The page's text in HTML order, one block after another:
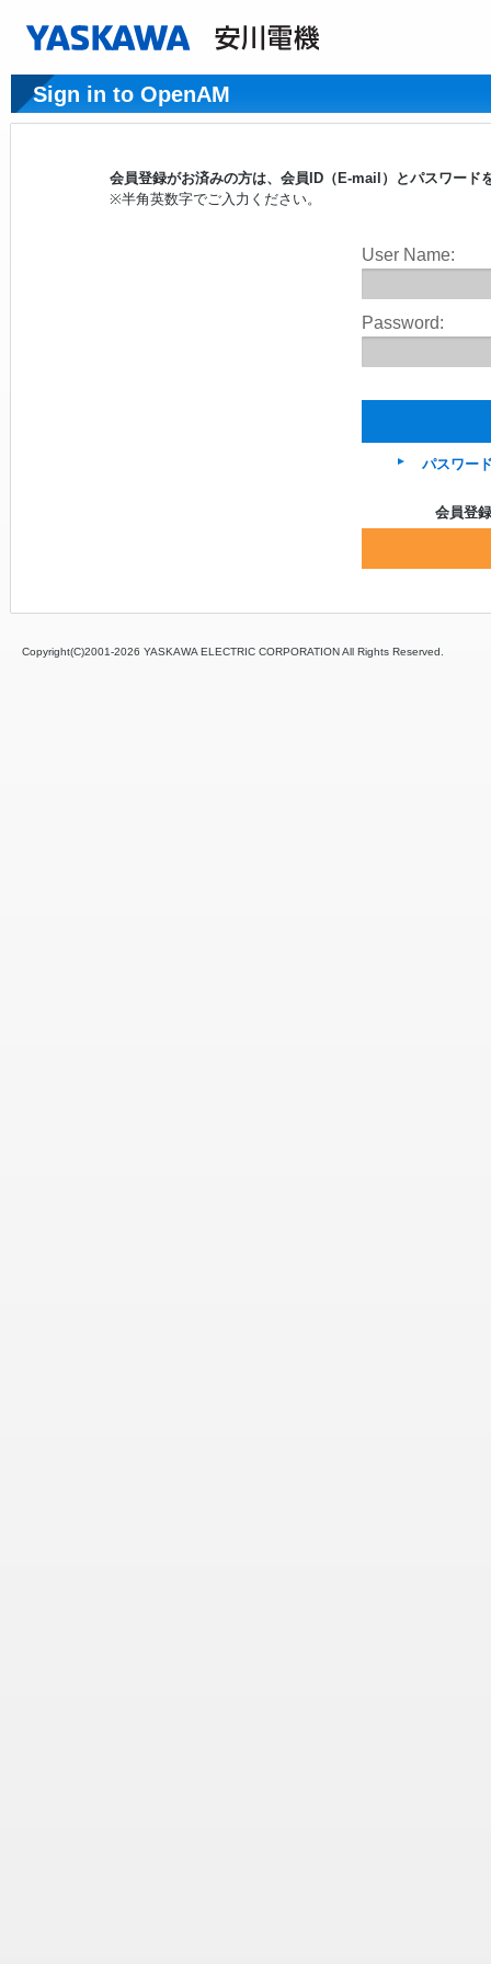
Sign in to OpenAM
会員登録がお済みの方は、会員ID（E-mail）とパスワー
※半角英数字でご入力ください。
User Name:
Password:
パスワー
会員登
Copyright(C)2001‐2026 YASKAWA ELECTRIC CORPORATION All Rights Reserved.